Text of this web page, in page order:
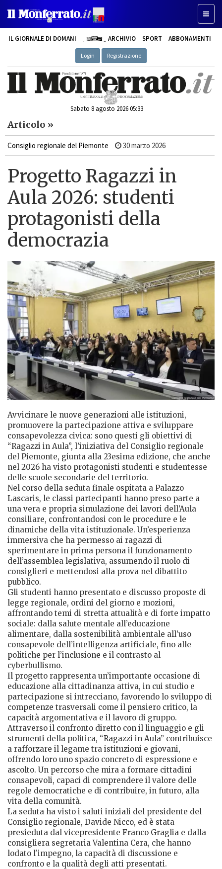
IL GIORNALE DI DOMANI ARCHIVIO SPORT ABBONAMENTI
Login Registrazione
Sabato 8 agosto 2026 05:33
Articolo »
Consiglio regionale del Piemonte 30 marzo 2026
Progetto Ragazzi in
Aula 2026: studenti
protagonisti della
democrazia
Avvicinare le nuove generazioni alle istituzioni,
promuovere la partecipazione attiva e sviluppare
consapevolezza civica: sono questi gli obiettivi di
“Ragazzi in Aula”, l’iniziativa del Consiglio regionale
del Piemonte, giunta alla 23esima edizione, che anche
nel 2026 ha visto protagonisti studenti e studentesse
delle scuole secondarie del territorio.
Nel corso della seduta finale ospitata a Palazzo
Lascaris, le classi partecipanti hanno preso parte a
una vera e propria simulazione dei lavori dell’Aula
consiliare, confrontandosi con le procedure e le
dinamiche della vita istituzionale. Un’esperienza
immersiva che ha permesso ai ragazzi di
sperimentare in prima persona il funzionamento
dell’assemblea legislativa, assumendo il ruolo di
consiglieri e mettendosi alla prova nel dibattito
pubblico.
Gli studenti hanno presentato e discusso proposte di
legge regionale, ordini del giorno e mozioni,
affrontando temi di stretta attualità e di forte impatto
sociale: dalla salute mentale all’educazione
alimentare, dalla sostenibilità ambientale all’uso
consapevole dell’intelligenza artificiale, fino alle
politiche per l’inclusione e il contrasto al
cyberbullismo.
Il progetto rappresenta un’importante occasione di
educazione alla cittadinanza attiva, in cui studio e
partecipazione si intrecciano, favorendo lo sviluppo di
competenze trasversali come il pensiero critico, la
capacità argomentativa e il lavoro di gruppo.
Attraverso il confronto diretto con il linguaggio e gli
strumenti della politica, “Ragazzi in Aula” contribuisce
a rafforzare il legame tra istituzioni e giovani,
offrendo loro uno spazio concreto di espressione e
ascolto. Un percorso che mira a formare cittadini
consapevoli, capaci di comprendere il valore delle
regole democratiche e di contribuire, in futuro, alla
vita della comunità.
La seduta ha visto i saluti iniziali del presidente del
Consiglio regionale, Davide Nicco, ed è stata
presieduta dal vicepresidente Franco Graglia e dalla
consigliera segretaria Valentina Cera, che hanno
lodato l'impegno, la capacità di discussione e
confronto e la qualità degli atti presentati.